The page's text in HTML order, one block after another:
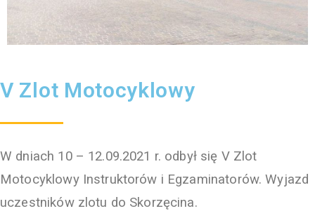
V Zlot Motocyklowy
W dniach 10 – 12.09.2021 r. odbył się V Zlot
Motocyklowy Instruktorów i Egzaminatorów. Wyjazd
uczestników zlotu do Skorzęcina.